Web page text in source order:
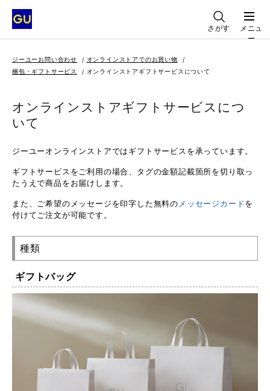
さがす
メニュ
ー
ジーユーお問い合わせ
オンラインストアでのお買い物
梱包・ギフトサービス
オンラインストアギフトサービスについて
オンラインストアギフトサービスにつ
いて
ジーユーオンラインストアではギフトサービスを承っています。
ギフトサービスをご利用の場合、タグの金額記載箇所を切り取っ
たうえで商品をお届けします。
また、ご希望のメッセージを印字した無料の メッセージカードを
付けてご注文が可能です。
種類
ギフトバッグ